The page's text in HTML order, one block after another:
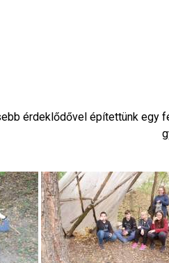
érdeklődővel építettünk egy